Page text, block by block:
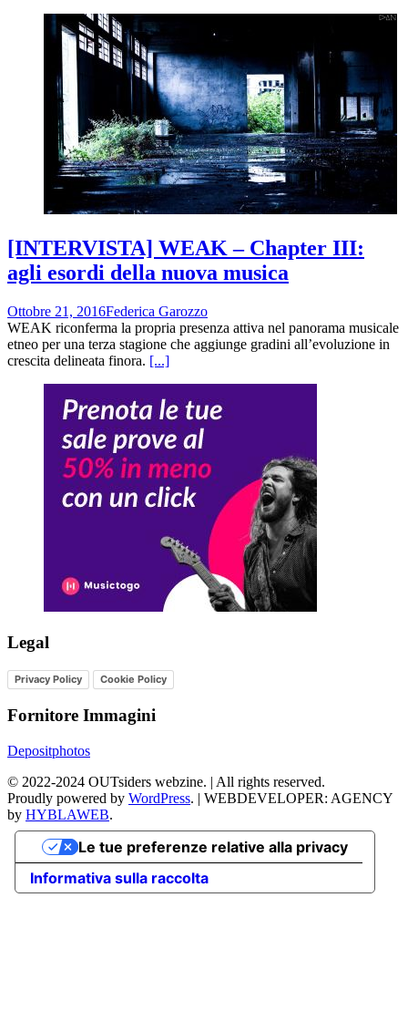
[INTERVISTA] WEAK – Chapter III:
agli esordi della nuova musica
Ottobre 21, 2016Federica Garozzo
WEAK riconferma la propria presenza attiva nel panorama musicale
etneo per una terza stagione che aggiunge gradini all’evoluzione in
crescita delineata finora. [...]
Legal
Privacy Policy Cookie Policy
Fornitore Immagini
Depositphotos
© 2022-2024 OUTsiders webzine. | All rights reserved.
Proudly powered by WordPress. | WEBDEVELOPER: AGENCY
by HYBLAWEB.
Informativa sulla raccolta
Le tue preferenze relative alla privacy